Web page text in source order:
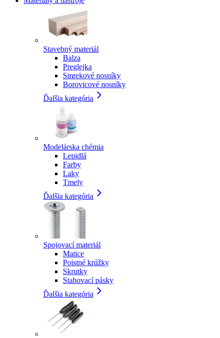
Stavebný materiál
Balza
Preglejka
Smrekové nosníky
Borovicové nosníky
Ďalšia kategória
Modelárska chémia
Lepidlá
Farby
Laky
Tmely
Ďalšia kategória
Spojovací materiál
Matice
Poistné krúžky
Skrutky
Stahovací pásky
Ďalšia kategória